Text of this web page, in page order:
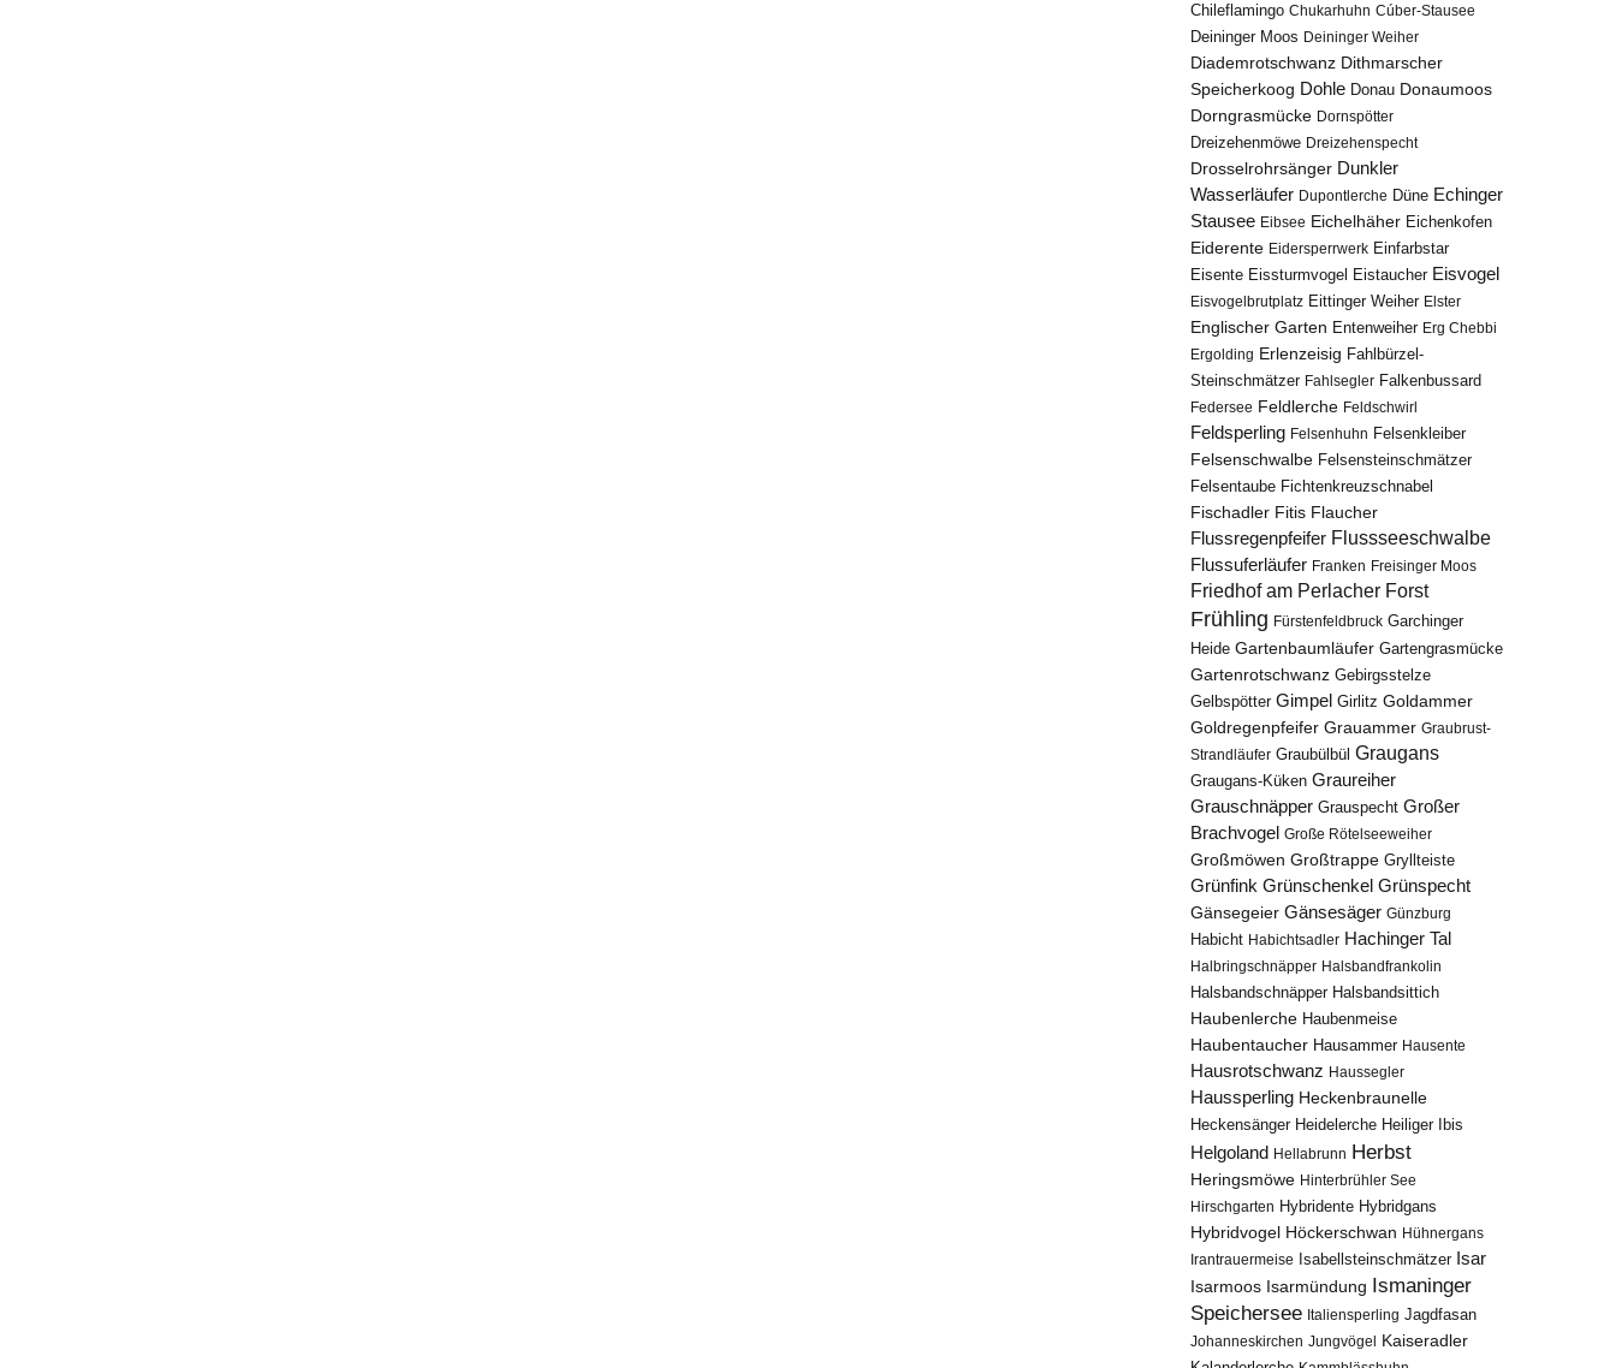
Chileflamingo Chukarhuhn Cúber-Stausee
Deininger Moos Deininger Weiher
Diademrotschwanz Dithmarscher
Speicherkoog Dohle Donau Donaumoos
Dorngrasmücke Dornspötter
Dreizehenmöwe Dreizehenspecht
Drosselrohrsänger Dunkler
Wasserläufer Dupontlerche Düne Echinger
Stausee Eibsee Eichelhäher Eichenkofen
Eiderente Eidersperrwerk Einfarbstar
Eisente Eissturmvogel Eistaucher Eisvogel
Eisvogelbrutplatz Eittinger Weiher Elster
Englischer Garten Entenweiher Erg Chebbi
Ergolding Erlenzeisig Fahlbürzel-
Steinschmätzer Fahlsegler Falkenbussard
Federsee Feldlerche Feldschwirl
Feldsperling Felsenhuhn Felsenkleiber
Felsenschwalbe Felsensteinschmätzer
Felsentaube Fichtenkreuzschnabel
Fischadler Fitis Flaucher
Flussregenpfeifer Flussseeschwalbe
Flussuferläufer Franken Freisinger Moos
Friedhof am Perlacher Forst
Frühling Fürstenfeldbruck Garchinger
Heide Gartenbaumläufer Gartengrasmücke
Gartenrotschwanz Gebirgsstelze
Gelbspötter Gimpel Girlitz Goldammer
Goldregenpfeifer Grauammer Graubrust-
Strandläufer Graubülbül Graugans
Graugans-Küken Graureiher
Grauschnäpper Grauspecht Großer
Brachvogel Große Rötelseeweiher
Großmöwen Großtrappe Gryllteiste
Grünfink Grünschenkel Grünspecht
Gänsegeier Gänsesäger Günzburg
Habicht Habichtsadler Hachinger Tal
Halbringschnäpper Halsbandfrankolin
Halsbandschnäpper Halsbandsittich
Haubenlerche Haubenmeise
Haubentaucher Hausammer Hausente
Hausrotschwanz Haussegler
Haussperling Heckenbraunelle
Heckensänger Heidelerche Heiliger Ibis
Helgoland Hellabrunn Herbst
Heringsmöwe Hinterbrühler See
Hirschgarten Hybridente Hybridgans
Hybridvogel Höckerschwan Hühnergans
Irantrauermeise
Isabellsteinschmätzer Isar
Isarmoos Isarmündung Ismaninger
Speichersee Italiensperling Jagdfasan
Johanneskirchen Jungvögel Kaiseradler